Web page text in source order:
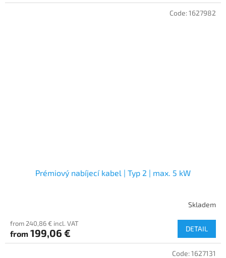
Prémiový nabíjecí kabel | Typ 2 | max. 5 kW
Skladem
from 240,86 € incl. VAT
from 199,06 € DETAIL
Code:1627982
Code:1627131